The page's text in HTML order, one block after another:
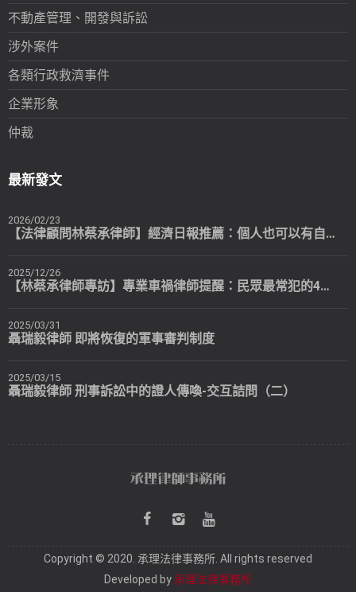
不動產管理、開發與訴訟
涉外案件
各類行政救濟事件
企業形象
仲裁
最新發文
2026/02/23
【法律顧問林蔡承律師】經濟日報推薦：個人也可以有自己專屬的法律顧問
2025/12/26
【林蔡承律師專訪】專業車禍律師提醒：民眾最常犯的4個錯誤
2025/03/31
聶瑞毅律師 即將恢復的軍事審判制度
2025/03/15
聶瑞毅律師 刑事訴訟中的證人傳喚-交互詰問（二）
Copyright © 2020. 承理法律事務所. All rights reserved
Developed by 承理法律事務所